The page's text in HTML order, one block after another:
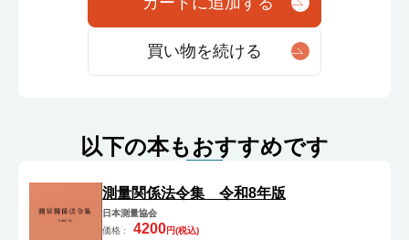
買い物を続ける
以下の本もおすすめです
測量関係法令集 令和8年版
日本測量協会
価格 :
4200円(税込)